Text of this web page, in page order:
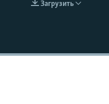
EMBED
Загрузить